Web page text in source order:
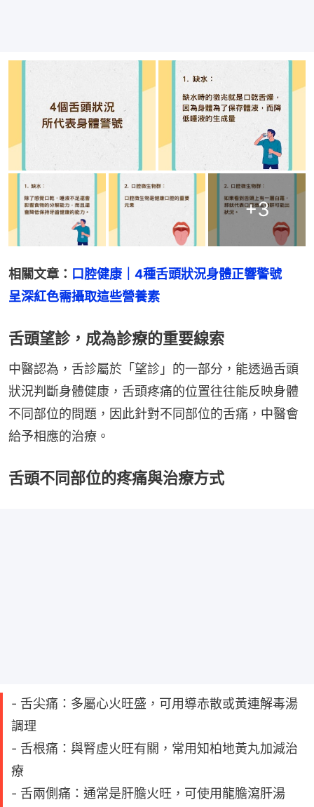
+3
相關文章： 口腔健康｜4種舌頭狀況身體正響警號
呈深紅色需攝取這些營養素
舌頭望診，成為診療的重要線索
中醫認為，舌診屬於「望診」的一部分，能透過舌頭
狀況判斷身體健康，舌頭疼痛的位置往往能反映身體
不同部位的問題，因此針對不同部位的舌痛，中醫會
給予相應的治療。
舌頭不同部位的疼痛與治療方式
- 舌尖痛：多屬心火旺盛，可用導赤散或黃連解毒湯
調理
- 舌根痛：與腎虛火旺有關，常用知柏地黃丸加減治
療
- 舌兩側痛：通常是肝膽火旺，可使用龍膽瀉肝湯